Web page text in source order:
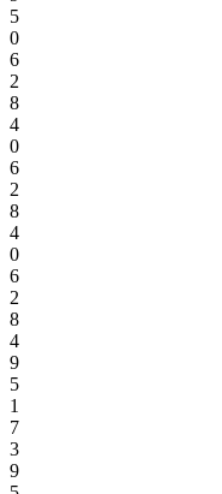
5
0
6
2
8
4
0
6
2
8
4
0
6
2
8
4
9
5
1
7
3
9